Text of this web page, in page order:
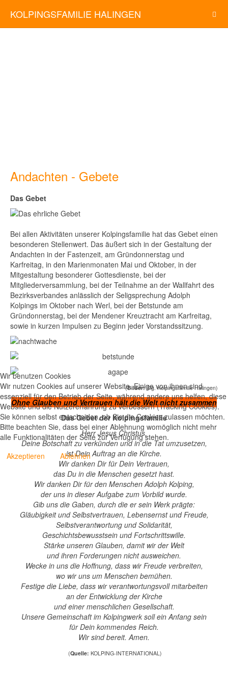
KOLPINGSFAMILIE HALINGEN
Andachten - Gebete
Das Gebet
Bei allen Aktivitäten unserer Kolpingsfamilie hat das Gebet einen
besonderen Stellenwert. Das äußert sich in der Gestaltung der
Andachten in der Fastenzeit, am Gründonnerstag und
Karfreitag, in den Marienmonaten Mai und Oktober, in der
Mitgestaltung besonderer Gottesdienste, bei der
Mitgliederversammlung, bei der Teilnahme an der Wallfahrt des
Bezirksverbandes anlässlich der Seligsprechung Adolph
Kolpings im Oktober nach Werl, bei der Betstunde am
Gründonnerstag, bei der Mendener Kreuztracht am Karfreitag,
sowie in kurzen Impulsen zu Beginn jeder Vorstandssitzung.
(Bilder:Slg. Kolpingsfamilie Halingen)
Ohne Glauben und Vertrauen hält die Welt nicht zusammen
Das Gebet der Kolpingsfamilie
Herr Jesus Christus,
Deine Botschaft zu verkünden und in die Tat umzusetzen,
ist Dein Auftrag an die Kirche.
Wir danken Dir für Dein Vertrauen,
das Du in die Menschen gesetzt hast.
Wir danken Dir für den Menschen Adolph Kolping,
der uns in dieser Aufgabe zum Vorbild wurde.
Gib uns die Gaben, durch die er sein Werk prägte:
Gläubigkeit und Selbstvertrauen, Lebensernst und Freude,
Selbstverantwortung und Solidarität,
Geschichtsbewusstsein und Fortschrittswille.
Stärke unseren Glauben, damit wir der Welt
und ihren Forderungen nicht ausweichen.
Wecke in uns die Hoffnung, dass wir Freude verbreiten,
wo wir uns um Menschen bemühen.
Festige die Liebe, dass wir verantwortungsvoll mitarbeiten
an der Entwicklung der Kirche
und einer menschlichen Gesellschaft.
Unsere Gemeinschaft im Kolpingwerk soll ein Anfang sein
für Dein kommendes Reich.
Wir sind bereit. Amen.
(Quelle: KOLPING-INTERNATIONAL)
Wir benutzen Cookies
Wir nutzen Cookies auf unserer Website. Einige von ihnen sind
essenziell für den Betrieb der Seite, während andere uns helfen, diese
Website und die Nutzererfahrung zu verbessern (Tracking Cookies).
Sie können selbst entscheiden, ob Sie die Cookies zulassen möchten.
Bitte beachten Sie, dass bei einer Ablehnung womöglich nicht mehr
alle Funktionalitäten der Seite zur Verfügung stehen.
Akzeptieren
Ablehnen